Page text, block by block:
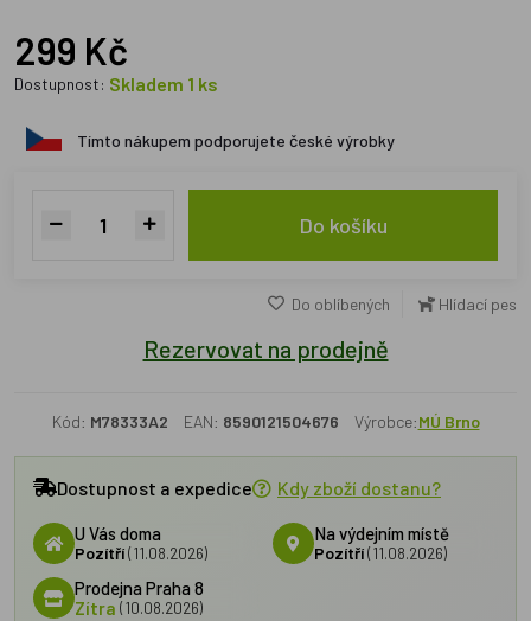
299 Kč
Dostupnost: Skladem 1 ks
Tímto nákupem podporujete české výrobky
Do košíku
Do oblíbených Hlídací pes
Rezervovat na prodejně
Kód: M78333A2 EAN: 8590121504676 Výrobce:MÚ Brno
Dostupnost a expedice Kdy zboží dostanu?
U Vás doma
Pozítří(11.08.2026)
Na výdejním místě
Pozítří (11.08.2026)
Prodejna Praha 8
Zítra (10.08.2026)